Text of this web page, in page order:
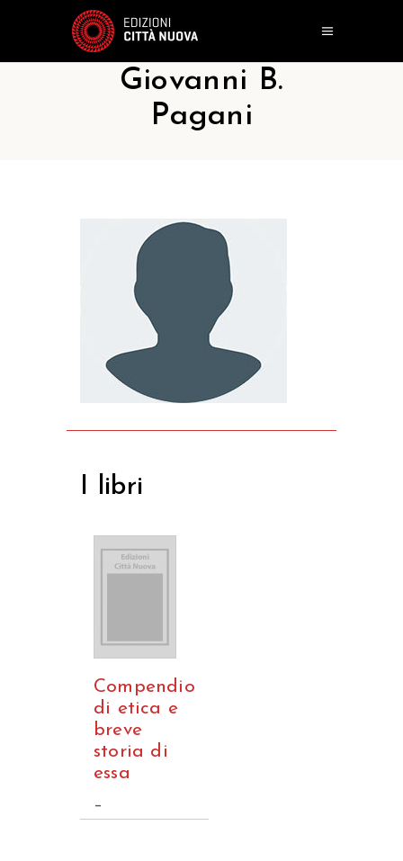
Giovanni B.
Pagani
I libri
Compendio
di etica e
breve
storia di
essa
–